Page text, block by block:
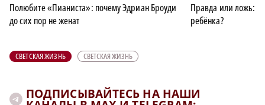
Полюбите «Пианиста»: почему Эдриан Броуди
до сих пор не женат
Правда или ложь:
ребёнка?
СВЕТСКАЯ ЖИЗНЬ СВЕТСКАЯ ЖИЗНЬ
ПОДПИСЫВАЙТЕСЬ НА НАШИ